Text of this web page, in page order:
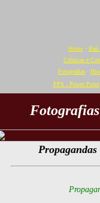
Home · Baú
Crônicas e
Fotografias ·
PPS - Power Point